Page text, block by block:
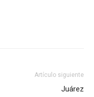
Artículo siguiente
Juárez